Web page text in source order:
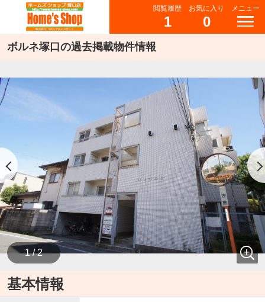
閲覧履歴
1
お気に入り
0
メニュー
ボルネ塚口の過去掲載物件情報
1 / 2
基本情報